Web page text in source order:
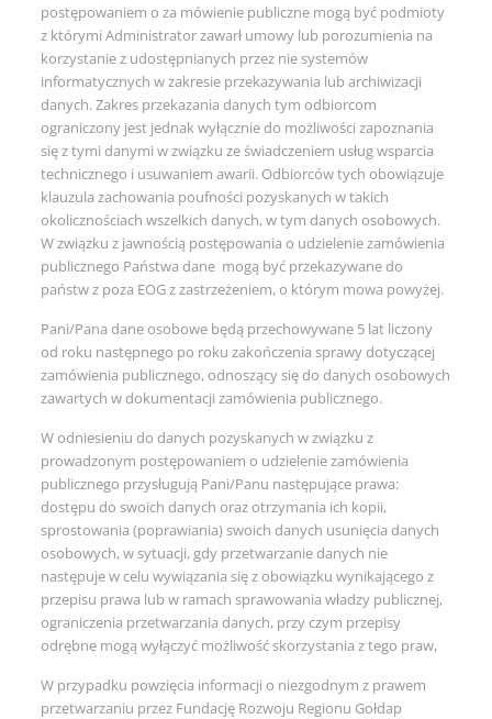
postępowaniem o za mówienie publiczne mogą być podmioty
z którymi Administrator zawarł umowy lub porozumienia na
korzystanie z udostępnianych przez nie systemów
informatycznych w zakresie przekazywania lub archiwizacji
danych. Zakres przekazania danych tym odbiorcom
ograniczony jest jednak wyłącznie do możliwości zapoznania
się z tymi danymi w związku ze świadczeniem usług wsparcia
technicznego i usuwaniem awarii. Odbiorców tych obowiązuje
klauzula zachowania poufności pozyskanych w takich
okolicznościach wszelkich danych, w tym danych osobowych.
W związku z jawnością postępowania o udzielenie zamówienia
publicznego Państwa dane mogą być przekazywane do
państw z poza EOG z zastrzeżeniem, o którym mowa powyżej.
Pani/Pana dane osobowe będą przechowywane 5 lat liczony
od roku następnego po roku zakończenia sprawy dotyczącej
zamówienia publicznego, odnoszący się do danych osobowych
zawartych w dokumentacji zamówienia publicznego.
W odniesieniu do danych pozyskanych w związku z
prowadzonym postępowaniem o udzielenie zamówienia
publicznego przysługują Pani/Panu następujące prawa:
dostępu do swoich danych oraz otrzymania ich kopii,
sprostowania (poprawiania) swoich danych usunięcia danych
osobowych, w sytuacji, gdy przetwarzanie danych nie
następuje w celu wywiązania się z obowiązku wynikającego z
przepisu prawa lub w ramach sprawowania władzy publicznej,
ograniczenia przetwarzania danych, przy czym przepisy
odrębne mogą wyłączyć możliwość skorzystania z tego praw,
W przypadku powzięcia informacji o niezgodnym z prawem
przetwarzaniu przez Fundację Rozwoju Regionu Gołdap